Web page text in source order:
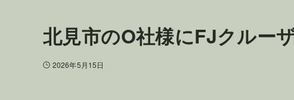
北見市のO社様にFJクルー
2026年5月15日